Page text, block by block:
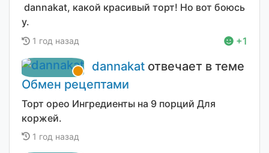
dannakat, какой красивый торт! Но вот боюсь
у.
1 год назад +1
dannakat отвечает в теме
Обмен рецептами
Торт орео Ингредиенты на 9 порций Для
коржей.
1 год назад